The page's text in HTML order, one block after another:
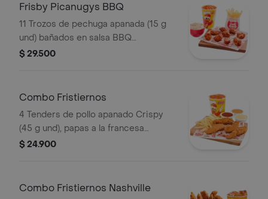
Frisby Picanugys BBQ
11 Trozos de pechuga apanada (15 g
und) bañados en salsa BBQ
ligeramente picante, papas a la
(325 ml)
$ 29.500
Combo Fristiernos
4 Tenders de pollo apanado Crispy
(45 g und), papas a la francesa
mediana (60 g) y gaseosa (325 ml)
$ 24.900
Combo Fristiernos Nashville